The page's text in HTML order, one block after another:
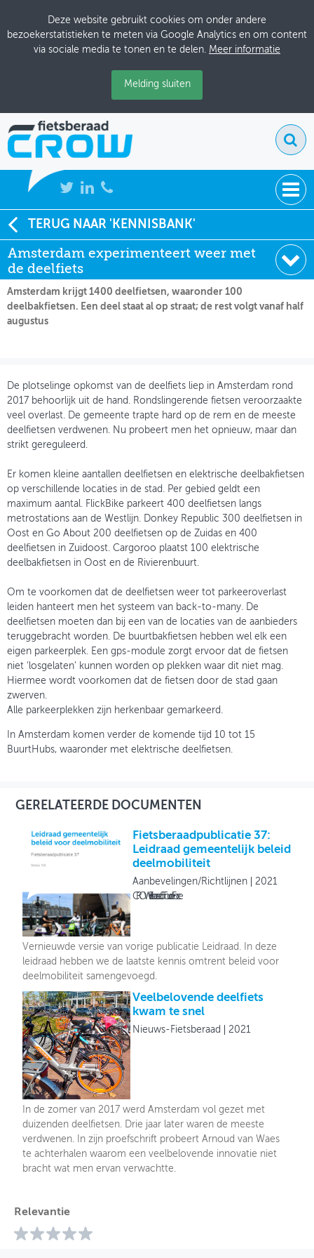
Deze website gebruikt cookies om onder andere
bezoekerstatistieken te meten via Google Analytics en om content
via sociale media te tonen en te delen. Meer informatie
Melding sluiten
NIEUWS
BIJEENKOMSTEN
KENNISBANK
ADRESSENBOEK
MIJN PROFIEL
GEBRUIKER
TERUG NAAR 'KENNISBANK'
Amsterdam experimenteert weer met
de deelfiets
Soort:
Nieuws Fietsberaad
Datum:
21-06-2021
Amsterdam krijgt 1400 deelfietsen, waaronder 100
deelbakfietsen. Een deel staat al op straat; de rest volgt vanaf half
augustus
De plotselinge opkomst van de deelfiets liep in Amsterdam rond
2017 behoorlijk uit de hand. Rondslingerende fietsen veroorzaakte
veel overlast. De gemeente trapte hard op de rem en de meeste
deelfietsen verdwenen. Nu probeert men het opnieuw, maar dan
strikt gereguleerd.
Er komen kleine aantallen deelfietsen en elektrische deelbakfietsen
op verschillende locaties in de stad. Per gebied geldt een
maximum aantal. FlickBike parkeert 400 deelfietsen langs
metrostations aan de Westlijn. Donkey Republic 300 deelfietsen in
Oost en Go About 200 deelfietsen op de Zuidas en 400
deelfietsen in Zuidoost. Cargoroo plaatst 100 elektrische
deelbakfietsen in Oost en de Rivierenbuurt.
Om te voorkomen dat de deelfietsen weer tot parkeeroverlast
leiden hanteert men het systeem van back-to-many. De
deelfietsen moeten dan bij een van de locaties van de aanbieders
teruggebracht worden. De buurtbakfietsen hebben wel elk een
eigen parkeerplek. Een gps-module zorgt ervoor dat de fietsen
niet ‘losgelaten’ kunnen worden op plekken waar dit niet mag.
Hiermee wordt voorkomen dat de fietsen door de stad gaan
zwerven.
Alle parkeerplekken zijn herkenbaar gemarkeerd.
In Amsterdam komen verder de komende tijd 10 tot 15
BuurtHubs, waaronder met elektrische deelfietsen.
GERELATEERDE DOCUMENTEN
Fietsberaadpublicatie 37:
Leidraad gemeentelijk beleid
deelmobiliteit
Aanbevelingen/Richtlijnen
2021
CROW Fietsberaad & Tour de Force
Vernieuwde versie van vorige publicatie Leidraad. In deze
leidraad hebben we de laatste kennis omtrent beleid voor
deelmobiliteit samengevoegd.
Veelbelovende deelfiets
kwam te snel
Nieuws-Fietsberaad 2021
In de zomer van 2017 werd Amsterdam vol gezet met
duizenden deelfietsen. Drie jaar later waren de meeste
verdwenen. In zijn proefschrift probeert Arnoud van Waes
te achterhalen waarom een veelbelovende innovatie niet
bracht wat men ervan verwachtte.
Relevantie